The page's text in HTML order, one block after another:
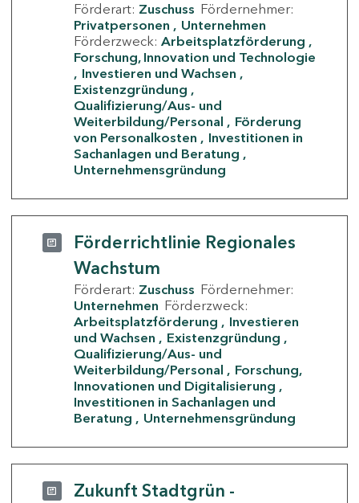
Förderart: Zuschuss Fördernehmer:
Privatpersonen
Unternehmen
Förderzweck: Arbeitsplatzförderung
Forschung, Innovation und Technologie
Investieren und Wachsen
Existenzgründung
Qualifizierung/Aus- und
Weiterbildung/Personal
Förderung
von Personalkosten
Investitionen in
Sachanlagen und Beratung
Unternehmensgründung
Förderrichtlinie Regionales
Wachstum
Förderart: Zuschuss Fördernehmer:
Unternehmen Förderzweck:
Arbeitsplatzförderung
Investieren
und Wachsen
Existenzgründung
Qualifizierung/Aus- und
Weiterbildung/Personal
Forschung,
Innovationen und Digitalisierung
Investitionen in Sachanlagen und
Beratung
Unternehmensgründung
Zukunft Stadtgrün -